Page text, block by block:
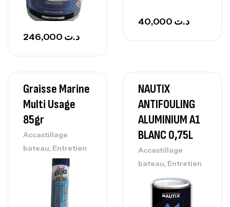
د.ت
د.ت
Graisse Marine
Multi Usage
85gr
Accastillage
bateau, Entretien
NAUTIX
ANTIFOULING
ALUMINIUM A1
BLANC 0,75L
Accastillage
bateau, Entretien